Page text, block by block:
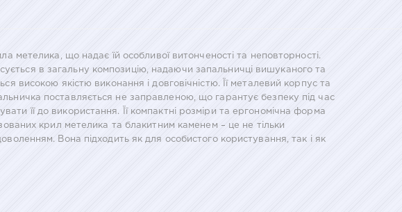
метелика, що надає їй особливої витонченості та неповторності.
в загальну композицію, надаючи запальничці вишуканого та
високою якістю виконання і довговічністю. Її металевий корпус та
поставляється не заправленою, що гарантує безпеку під час
її до використання. Її компактні розміри та ергономічна форма
крил метелика та блакитним каменем – це не тільки
Вона підходить як для особистого користування, так і як